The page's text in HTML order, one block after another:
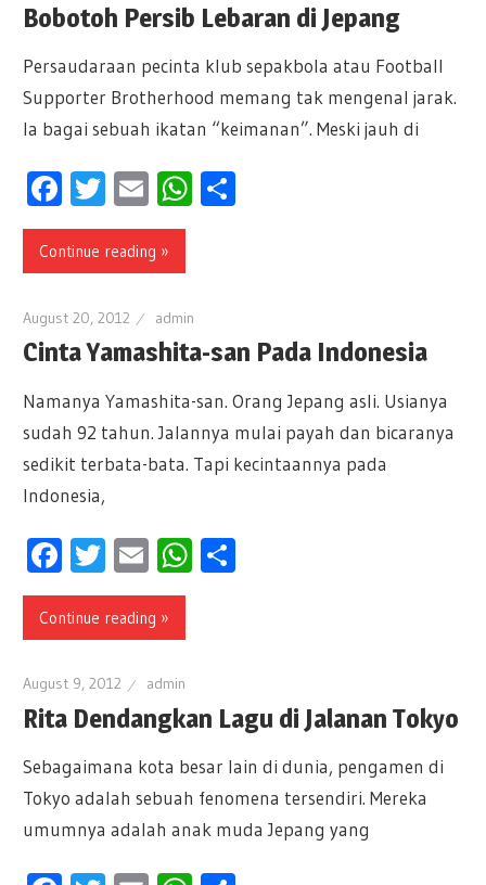
Bobotoh Persib Lebaran di Jepang
Persaudaraan pecinta klub sepakbola atau Football
Supporter Brotherhood memang tak mengenal jarak.
Ia bagai sebuah ikatan “keimanan”. Meski jauh di
Facebook
Twitter
EmailWhatsApp
Continue reading »
August 20, 2012 admin
Cinta Yamashita-san Pada Indonesia
Namanya Yamashita-san. Orang Jepang asli. Usianya
sudah 92 tahun. Jalannya mulai payah dan bicaranya
sedikit terbata-bata. Tapi kecintaannya pada
Indonesia,
Facebook
Twitter
EmailWhatsApp
Continue reading »
August 9, 2012 admin
Rita Dendangkan Lagu di Jalanan Tokyo
Sebagaimana kota besar lain di dunia, pengamen di
Tokyo adalah sebuah fenomena tersendiri. Mereka
umumnya adalah anak muda Jepang yang